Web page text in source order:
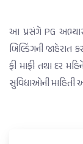
આ પ્રસંગે PG
બિલ્ડિંગની જાહેરાત
ફી માફી તથા દર
સુવિધાઓની